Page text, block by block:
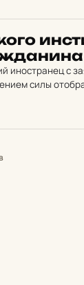
иностранец с
силы